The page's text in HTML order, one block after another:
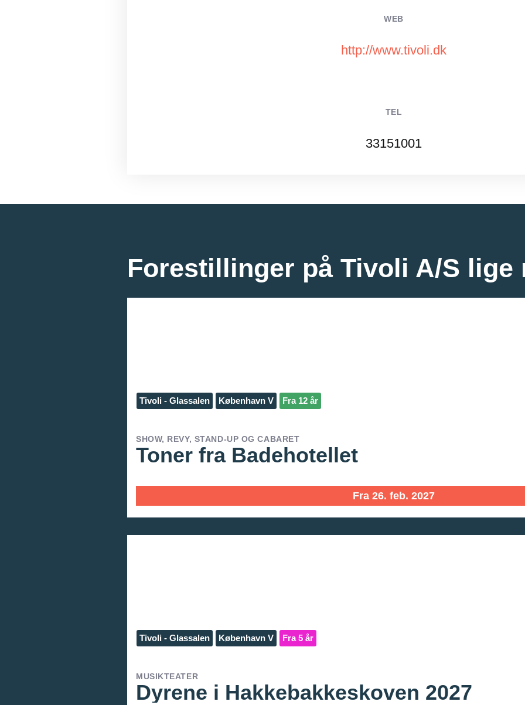
WEB
http://www.tivoli.dk
TEL
33151001
Forestillinger på Tivoli A/S lige
Tivoli - Glassalen København V Fra 12 år
SHOW, REVY, STAND-UP OG CABARET
Toner fra Badehotellet
Fra 26. feb. 2027
Tivoli - Glassalen København V Fra 5 år
MUSIKTEATER
Dyrene i Hakkebakkeskoven 2027